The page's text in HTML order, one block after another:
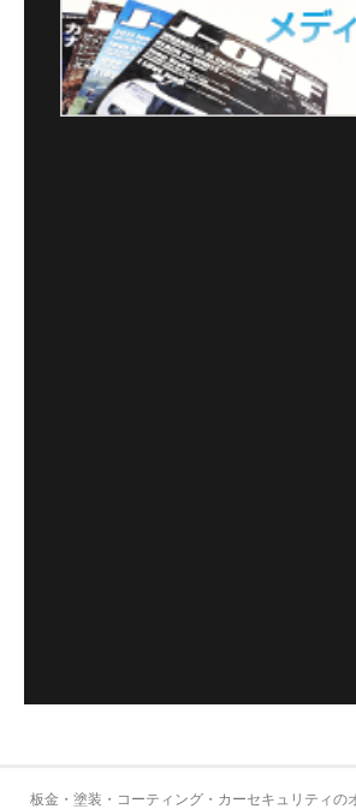
板金・塗装・コーティング・カーセキュリティの